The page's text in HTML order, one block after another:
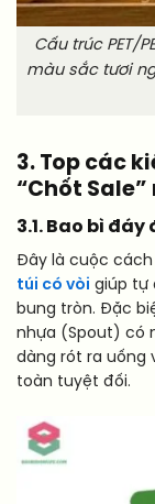
Cấu trúc PET/
màu sắc tươi
3. Top các
“Chốt
3.1. Bao bì
Đây là cuộc
túi có vòi giúp tự
bung tròn. Đặc
nhựa (Spout) có
dàng rót ra uống
toàn tuyệt đối.